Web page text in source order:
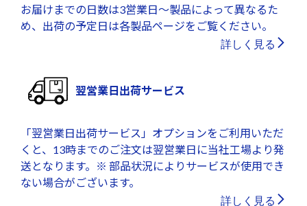
お届けまでの日数は3営業日～製品によって異なるた
め、出荷の予定日は各製品ページをご覧ください。
詳しく見る
翌営業日出荷サービス
「翌営業日出荷サービス」オプションをご利用いただ
くと、13時までのご注文は翌営業日に当社工場より発
送となります。※ 部品状況によりサービスが使用でき
ない場合がございます。
詳しく見る